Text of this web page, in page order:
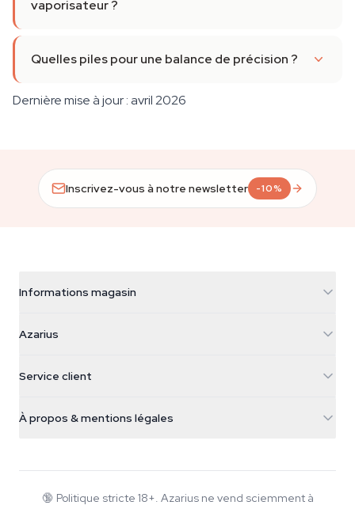
vaporisateur ?
Quelles piles pour une balance de précision ?
Dernière mise à jour : avril 2026
Inscrivez-vous à notre newsletter -10%
Informations magasin
Galvaniweg 11
Nederland
+31(0)204897914
Azarius
Smokeshop
Service client
Politique de retour
À propos & mentions légales
Wiki
🔞 Politique stricte 18+. Azarius ne vend sciemment à